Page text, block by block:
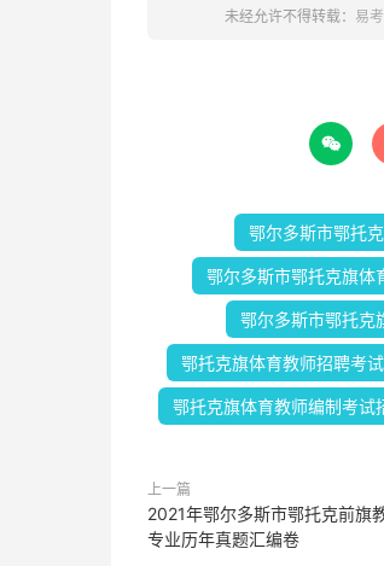
未经允许不得转载： 易

鄂尔多斯市鄂托
鄂尔多斯市鄂托克旗体
鄂尔多斯市鄂托克
鄂托克旗体育教师招聘考试
鄂托克旗体育教师编制考试
上一篇
2021年鄂尔多斯市鄂托克前旗
专业历年真题汇编卷